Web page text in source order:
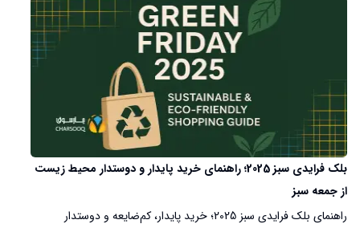
بلک فرایدی سبز 2025؛ راهنمای خرید پایدار و دوستدار محیط‌ زیست
از جمعه سبز
راهنمای بلک فرایدی سبز 2025؛ خرید پایدار، کم‌ضایعه و دوستدار